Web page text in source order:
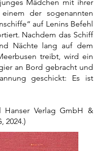
Mädchen mit ihrer
der sogenannten
auf Lenins Befehl
Nachdem das Schiff
Nächte lang auf dem
treibt, wird ein
an Bord gebracht und
geschickt: Es ist
Hanser Verlag GmbH &
2024.)